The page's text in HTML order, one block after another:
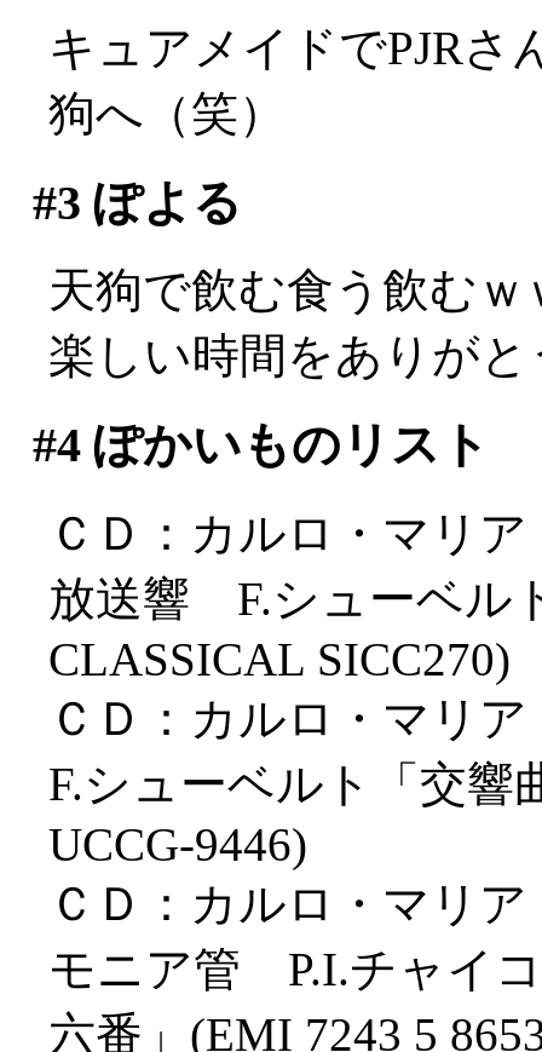
キュアメイドでPJRさ
狗へ（笑）
#3 ぽよる
天狗で飲む食う飲むｗ
楽しい時間をありが
#4ぽかいものリスト
ＣＤ：カルロ・マリ
放送響 F.シューベル
CLASSICAL SICC270)
ＣＤ：カルロ・マリ
F.シューベルト「交響
UCCG-9446)
ＣＤ：カルロ・マリ
モニア管 P.I.チャイ
六番」(EMI 7243 5